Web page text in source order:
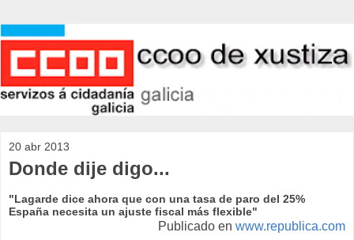
20 abr 2013
Donde dije digo...
"Lagarde dice ahora que con una tasa de paro del 25%
España necesita un ajuste fiscal más flexible"
Publicado en www.republica.com